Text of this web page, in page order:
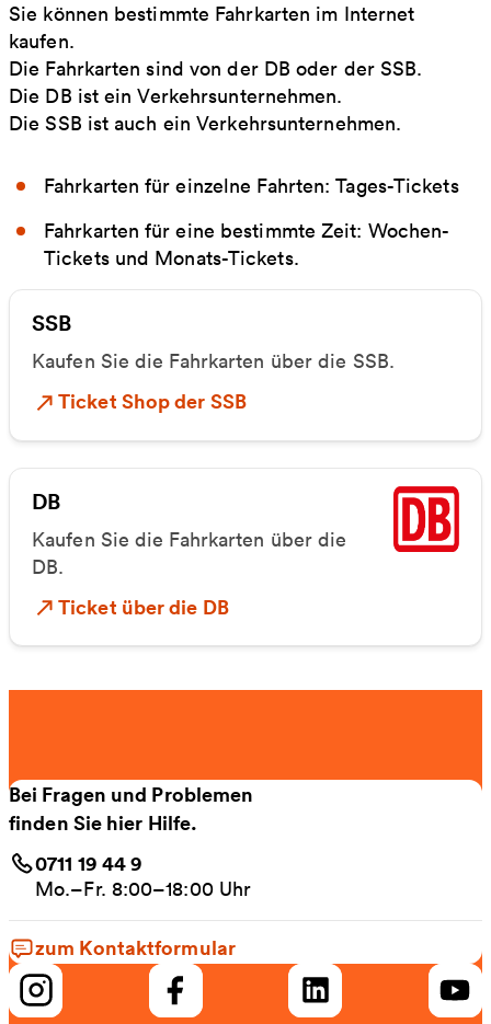
Sie können bestimmte Fahrkarten im Internet
kaufen.
Die Fahrkarten sind von der DB oder der SSB.
Die DB ist ein Verkehrsunternehmen.
Die SSB ist auch ein Verkehrsunternehmen.
Fahrkarten für einzelne Fahrten: Tages-Tickets
Fahrkarten für eine bestimmte Zeit: Wochen-
Tickets und Monats-Tickets.
SSB
Kaufen Sie die Fahrkarten über die SSB.
Ticket Shop der SSB
DB
Kaufen Sie die Fahrkarten über die
DB.
Ticket über die DB
Bei Fragen und Problemen
finden Sie hier Hilfe.
0711 19 44 9
Mo.–Fr. 8:00–18:00 Uhr
zum Kontaktformular